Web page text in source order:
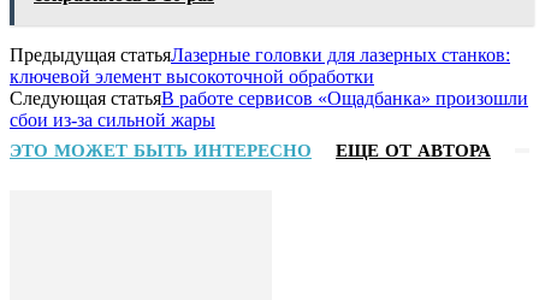
Предыдущая статьяЛазерные головки для лазерных станков:
ключевой элемент высокоточной обработки
Следующая статьяВ работе сервисов «Ощадбанка» произошли
сбои из-за сильной жары
ЭТО МОЖЕТ БЫТЬ ИНТЕРЕСНО ЕЩЕ ОТ АВТОРА